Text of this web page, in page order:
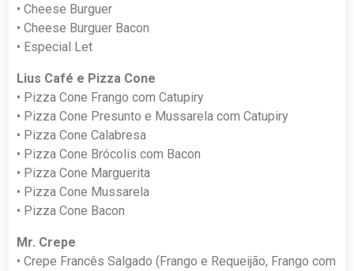
• Cheese Burguer
• Cheese Burguer Bacon
• Especial Let
Lius Café e Pizza Cone
• Pizza Cone Frango com Catupiry
• Pizza Cone Presunto e Mussarela com Catupiry
• Pizza Cone Calabresa
• Pizza Cone Brócolis com Bacon
• Pizza Cone Marguerita
• Pizza Cone Mussarela
• Pizza Cone Bacon
Mr. Crepe
• Crepe Francês Salgado (Frango e Requeijão, Frango com